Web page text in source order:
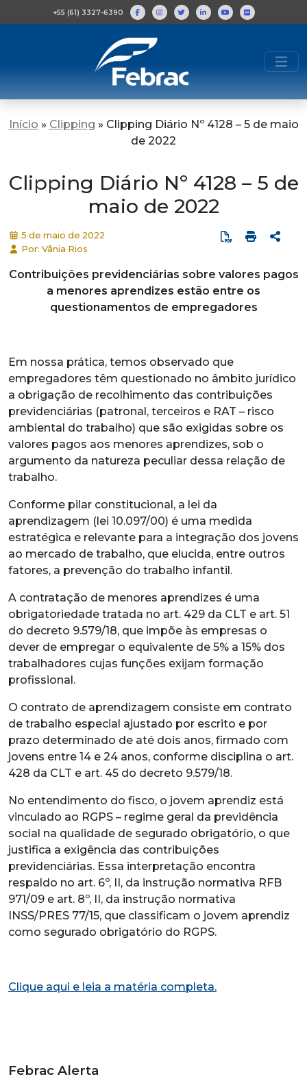
+55 (61) 3327-6390
Início » Clipping » Clipping Diário Nº 4128 – 5 de maio
de 2022
Clipping Diário Nº 4128 – 5 de
maio de 2022
5 de maio de 2022
Por: Vânia Rios
Contribuições previdenciárias sobre valores pagos
a menores aprendizes estão entre os
questionamentos de empregadores
Em nossa prática, temos observado que
empregadores têm questionado no âmbito jurídico
a obrigação de recolhimento das contribuições
previdenciárias (patronal, terceiros e RAT – risco
ambiental do trabalho) que são exigidas sobre os
valores pagos aos menores aprendizes, sob o
argumento da natureza peculiar dessa relação de
trabalho.
Conforme pilar constitucional, a lei da
aprendizagem (lei 10.097/00) é uma medida
estratégica e relevante para a integração dos jovens
ao mercado de trabalho, que elucida, entre outros
fatores, a prevenção do trabalho infantil.
A contratação de menores aprendizes é uma
obrigatoriedade tratada no art. 429 da CLT e art. 51
do decreto 9.579/18, que impõe às empresas o
dever de empregar o equivalente de 5% a 15% dos
trabalhadores cujas funções exijam formação
profissional.
O contrato de aprendizagem consiste em contrato
de trabalho especial ajustado por escrito e por
prazo determinado de até dois anos, firmado com
jovens entre 14 e 24 anos, conforme disciplina o art.
428 da CLT e art. 45 do decreto 9.579/18.
No entendimento do fisco, o jovem aprendiz está
vinculado ao RGPS – regime geral da previdência
social na qualidade de segurado obrigatório, o que
justifica a exigência das contribuições
previdenciárias. Essa interpretação encontra
respaldo no art. 6º, II, da instrução normativa RFB
971/09 e art. 8º, II, da instrução normativa
INSS/PRES 77/15, que classificam o jovem aprendiz
como segurado obrigatório do RGPS.
Clique aqui e leia a matéria completa.
Febrac Alerta